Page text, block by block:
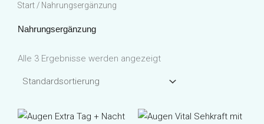
Start / Nahrungsergänzung
Nahrungsergänzung
Alle 3 Ergebnisse werden angezeigt